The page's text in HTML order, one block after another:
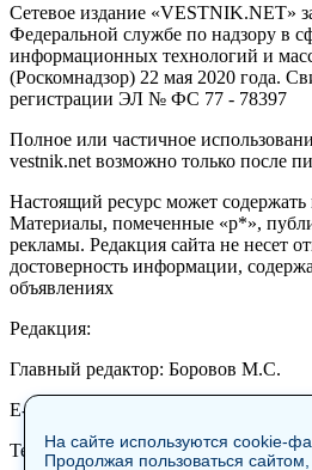
Сетевое издание «VESTNIK.NET»
Федеральной службе по надзору в
информационных технологий и
(Роскомнадзор) 22 мая 2020 года.
регистрации ЭЛ № ФС 77 - 78397
Полное или частичное
vestnik.net возможно только после
Настоящий ресурс может
Материалы, помеченные «р*»,
рекламы. Редакция сайта не несет
достоверность информации,
объявлениях
Редакция:
Главный редактор: Боровов М.С.
E-mail: site@vestnik.net,
Тел.: +7 (921) 720-00-97
На сайте используются cookie-
Продолжая пользоваться